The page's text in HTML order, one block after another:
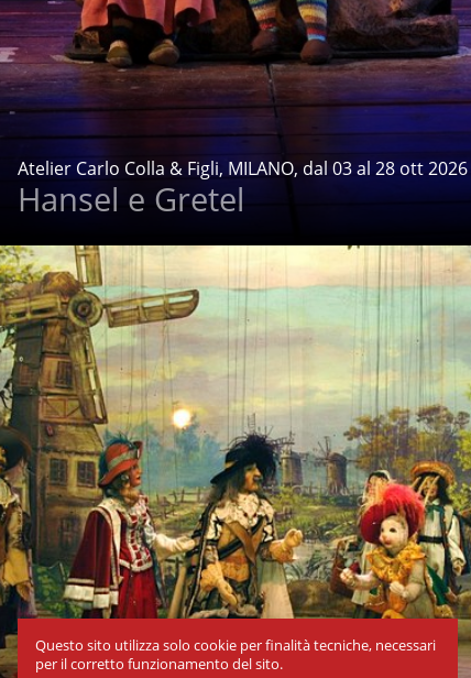
Atelier Carlo Colla & Figli, MILANO, dal 03 al 28 ott 2026
Hansel e Gretel
Questo sito utilizza solo cookie per finalità tecniche, necessari
per il corretto funzionamento del sito.